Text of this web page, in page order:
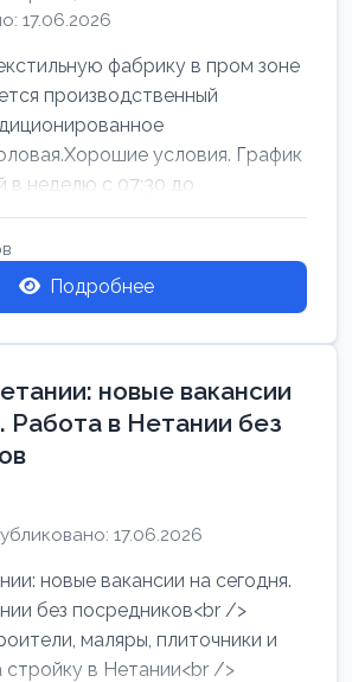
17.06.2026
фабрику в пром зоне
производственный
условия. График
в неделю с 07:30 до
Подробнее
новые вакансии
Работа в Нетании без
17.06.2026
новые вакансии на сегодня.
без посредников<br />
маляры, плиточники и
стройку в Нетании<br />